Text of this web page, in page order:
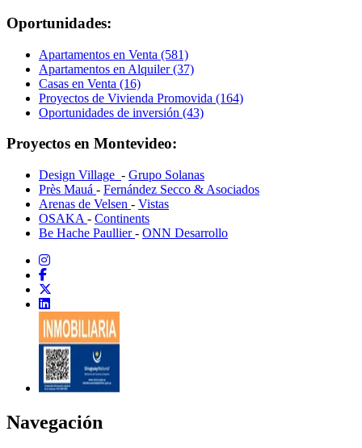
Oportunidades:
Apartamentos en Venta (581)
Apartamentos en Alquiler (37)
Casas en Venta (16)
Proyectos de Vivienda Promovida (164)
Oportunidades de inversión (43)
Proyectos en Montevideo:
Design Village - Grupo Solanas
Près Mauá - Fernández Secco & Asociados
Arenas de Velsen - Vistas
OSAKA - Continents
Be Hache Paullier- ONN Desarrollo
Navegación